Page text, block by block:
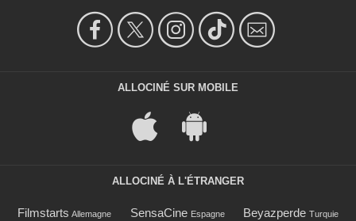
ALLOCINÉ SUR MOBILE
ALLOCINÉ À L'ÉTRANGER
Filmstarts Allemagne SensaCine Espagne Beyazperde Turquie